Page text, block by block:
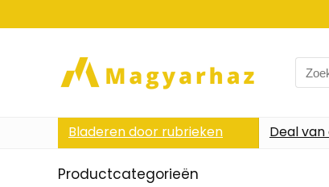
Search
for:
Bladeren door rubrieken Deal
Productcategorieën